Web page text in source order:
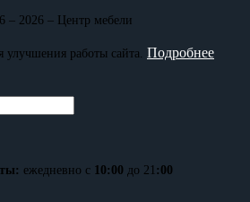
– 2026 – Центр мебели
работы сайта. Подробнее
ежедневно с 10:00 до 21 :00